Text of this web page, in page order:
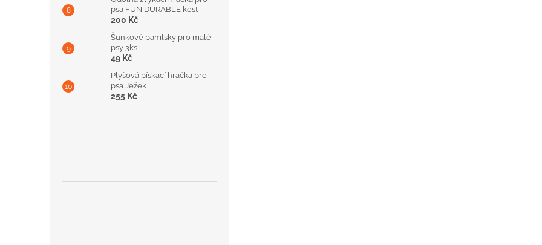
psa FUN DURABLE kost
200 Kč
Šunkové pamlsky pro malé
psy 3ks
49 Kč
Plyšová pískací hračka pro
psa Ježek
255 Kč